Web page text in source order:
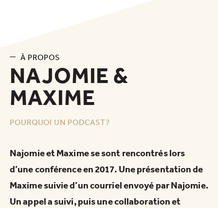
À PROPOS
NAJOMIE &
MAXIME
POURQUOI UN PODCAST?
Najomie et Maxime se sont rencontrés lors
d’une conférence en 2017. Une présentation de
Maxime suivie d’un courriel envoyé par Najomie.
Un appel a suivi, puis une collaboration et